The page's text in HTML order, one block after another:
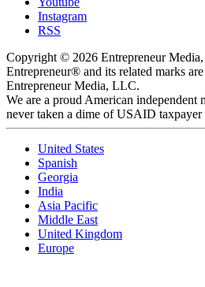
Instagram
RSS
Copyright © 2026 Entrepreneur
Entrepreneur® and its related marks
Entrepreneur Media, LLC.
We are a proud American independent
never taken a dime of USAID
United States
Spanish
Georgia
India
Asia Pacific
Middle East
United Kingdom
Europe